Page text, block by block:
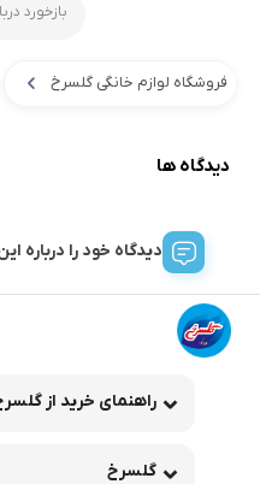
بازخورد
فروشگاه لوازم خانگی گلسرخ
دیدگاه ها
دیدگاه خود را درباره
راهنمای خرید از
گلسرخ